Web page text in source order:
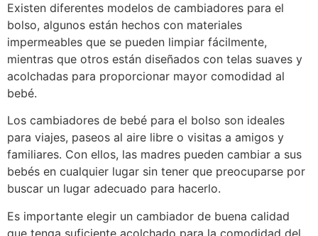
Existen diferentes modelos de cambiadores para el
bolso, algunos están hechos con materiales
impermeables que se pueden limpiar fácilmente,
mientras que otros están diseñados con telas suaves y
acolchadas para proporcionar mayor comodidad al
bebé.
Los cambiadores de bebé para el bolso son ideales
para viajes, paseos al aire libre o visitas a amigos y
familiares. Con ellos, las madres pueden cambiar a sus
bebés en cualquier lugar sin tener que preocuparse por
buscar un lugar adecuado para hacerlo.
Es importante elegir un cambiador de buena calidad
que tenga suficiente acolchado para la comodidad del